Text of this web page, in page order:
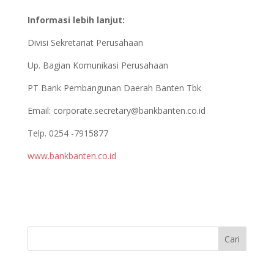
Informasi lebih lanjut:
Divisi Sekretariat Perusahaan
Up. Bagian Komunikasi Perusahaan
PT Bank Pembangunan Daerah Banten Tbk
Email: corporate.secretary@bankbanten.co.id
Telp. 0254 -7915877
www.bankbanten.co.id